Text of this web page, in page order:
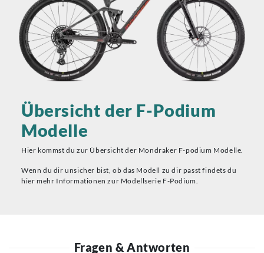
Übersicht der F-Podium
Modelle
Hier kommst du zur Übersicht der Mondraker F-podium Modelle.
Wenn du dir unsicher bist, ob das Modell zu dir passt findets du
hier mehr Informationen zur Modellserie F-Podium.
Fragen & Antworten